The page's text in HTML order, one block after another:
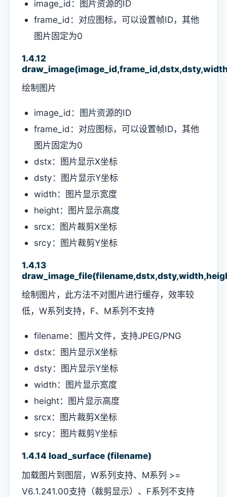
image_id：图片资源的ID
frame_id：对应图标，可以设置帧ID，其他
图片固定为0
1.4.12
绘制图片
image_id：图片资源的ID
frame_id：对应图标，可以设置帧ID，其他
图片固定为0
dstx：图片显示X坐标
dsty：图片显示Y坐标
width：图片显示宽度
height：图片显示高度
srcx：图片裁剪X坐标
srcy：图片裁剪Y坐标
1.4.13
绘制图片，此方法不对图片进行缓存，效率较
低，W系列支持，F、M系列不支持
filename：图片文件，支持JPEG/PNG
dstx：图片显示X坐标
dsty：图片显示Y坐标
width：图片显示宽度
height：图片显示高度
srcx：图片裁剪X坐标
srcy：图片裁剪Y坐标
1.4.14 load_surface (filename)
加载图片到图层，W系列支持、M系列 >=
V6.1.241.00支持（裁剪显示）、F系列不支持